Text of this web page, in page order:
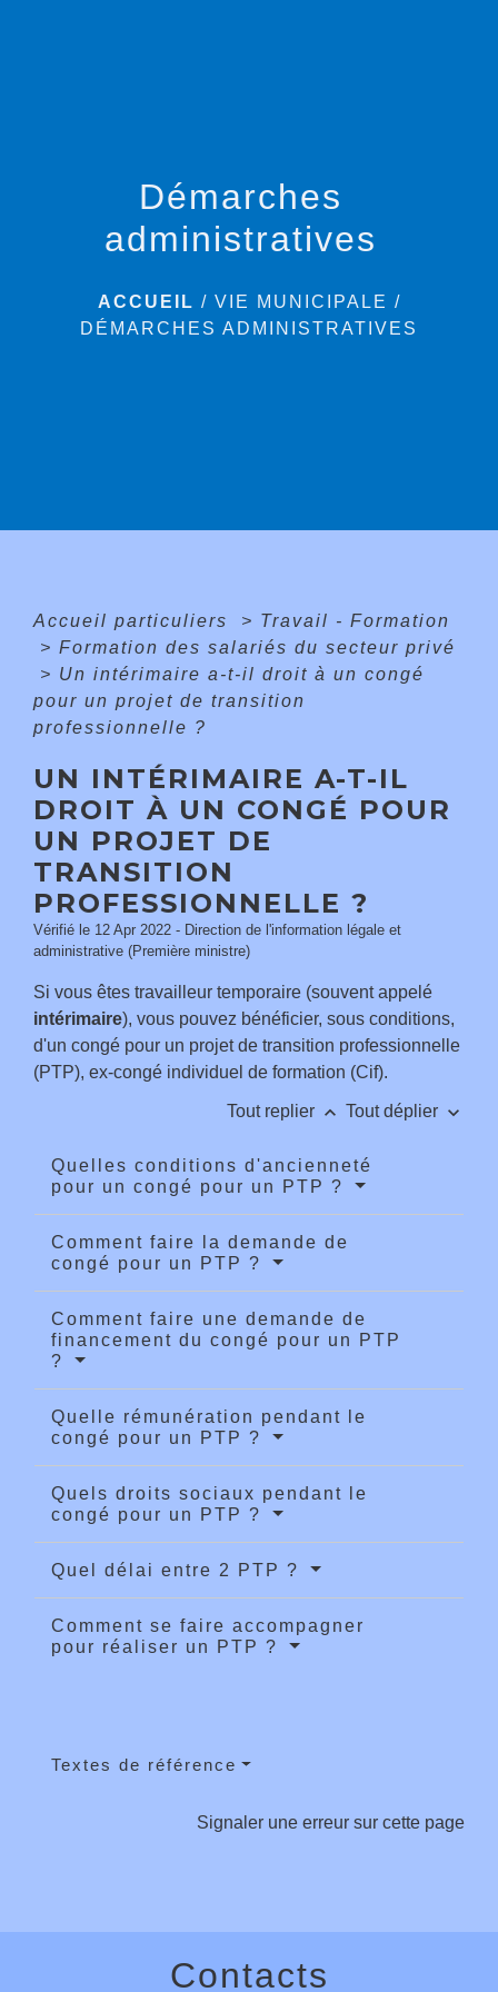
Démarches
administratives
ACCUEIL / VIE MUNICIPALE /
DÉMARCHES ADMINISTRATIVES
Accueil particuliers > Travail - Formation
> Formation des salariés du secteur privé
> Un intérimaire a-t-il droit à un congé
pour un projet de transition
professionnelle ?
UN INTÉRIMAIRE A-T-IL
DROIT À UN CONGÉ POUR
UN PROJET DE
TRANSITION
PROFESSIONNELLE ?
Vérifié le 12 Apr 2022 - Direction de l'information légale et
administrative (Première ministre)
Si vous êtes travailleur temporaire (souvent appelé
intérimaire), vous pouvez bénéficier, sous conditions,
d'un congé pour un projet de transition professionnelle
(PTP), ex-congé individuel de formation (Cif).
Tout replier keyboard_arrow_up Tout déplier keyboard_arrow_down
Quelles conditions d'ancienneté
pour un congé pour un PTP ?
Comment faire la demande de
congé pour un PTP ?
Comment faire une demande de
financement du congé pour un PTP
?
Quelle rémunération pendant le
congé pour un PTP ?
Quels droits sociaux pendant le
congé pour un PTP ?
Quel délai entre 2 PTP ?
Comment se faire accompagner
pour réaliser un PTP ?
Textes de référence
Signaler une erreur sur cette page
Contacts